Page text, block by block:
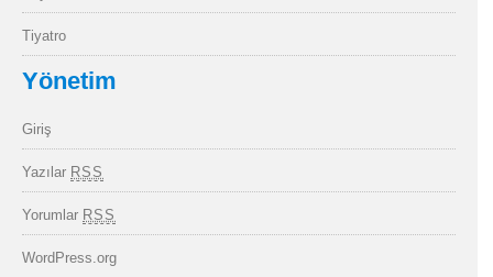
Tiyatro
Yönetim
Giriş
Yazılar RSS
Yorumlar RSS
WordPress.org